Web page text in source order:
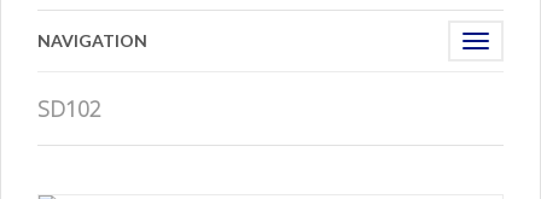
Toggle
NAVIGATION
SD102